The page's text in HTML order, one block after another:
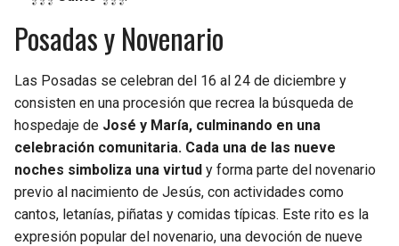
Posadas y Novenario
Las Posadas se celebran del 16 al 24 de diciembre y
consisten en una procesión que recrea la búsqueda de
hospedaje de José y María, culminando en una
celebración comunitaria. Cada una de las nueve
noches simboliza una virtud y forma parte del novenario
previo al nacimiento de Jesús, con actividades como
cantos, letanías, piñatas y comidas típicas. Este rito es la
expresión popular del novenario, una devoción de nueve